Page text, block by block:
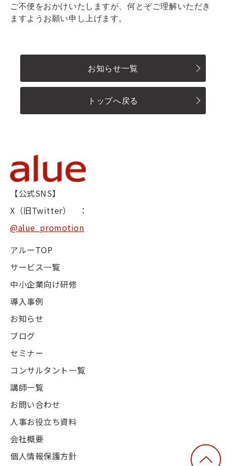
ご不便をおかけいたしますが、何とぞご理解いただき
ますようお願い申し上げます。
お知らせ一覧
トップへ戻る
【公式SNS】
X（旧Twitter） ：
@alue_promotion
アルーTOP
サービス一覧
中小企業向け研修
導入事例
お知らせ
ブログ
セミナー
コンサルタント一覧
講師一覧
お問い合わせ
人事お役立ち資料
会社概要
個人情報保護方針